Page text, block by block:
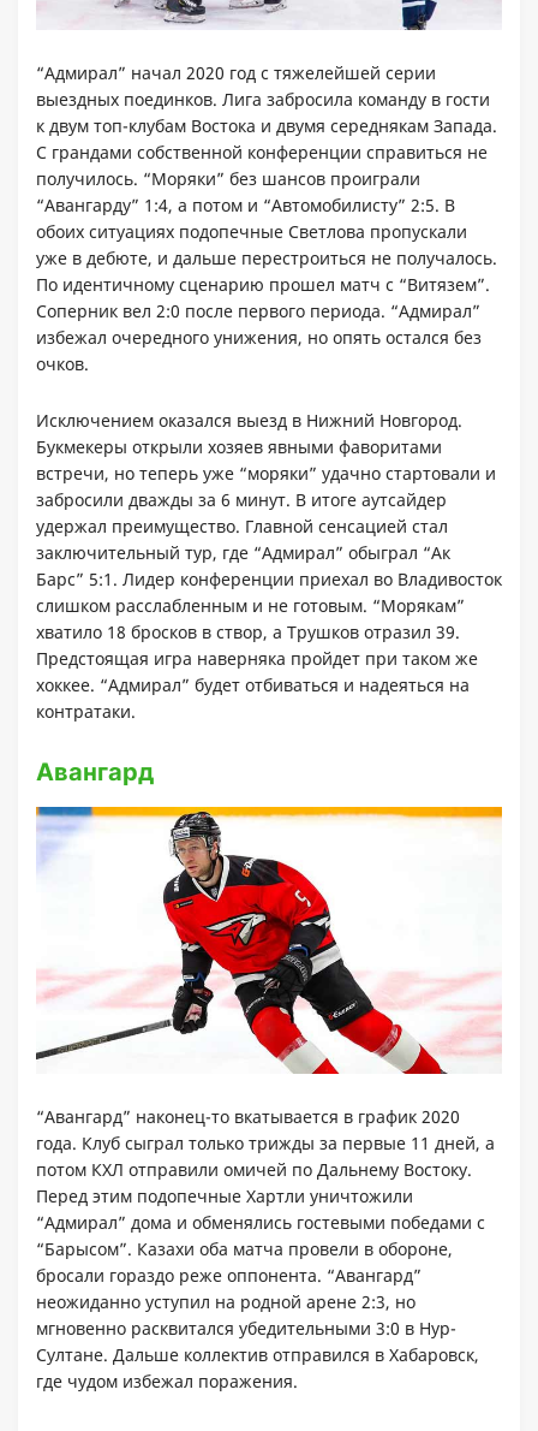
“Адмирал” начал 2020 год с тяжелейшей серии
выездных поединков. Лига забросила команду в гости
к двум топ-клубам Востока и двумя середнякам Запада.
С грандами собственной конференции справиться не
получилось. “Моряки” без шансов проиграли
“Авангарду” 1:4, а потом и “Автомобилисту” 2:5. В
обоих ситуациях подопечные Светлова пропускали
уже в дебюте, и дальше перестроиться не получалось.
По идентичному сценарию прошел матч с “Витязем”.
Соперник вел 2:0 после первого периода. “Адмирал”
избежал очередного унижения, но опять остался без
очков.
Исключением оказался выезд в Нижний Новгород.
Букмекеры открыли хозяев явными фаворитами
встречи, но теперь уже “моряки” удачно стартовали и
забросили дважды за 6 минут. В итоге аутсайдер
удержал преимущество. Главной сенсацией стал
заключительный тур, где “Адмирал” обыграл “Ак
Барс” 5:1. Лидер конференции приехал во Владивосток
слишком расслабленным и не готовым. “Морякам”
хватило 18 бросков в створ, а Трушков отразил 39.
Предстоящая игра наверняка пройдет при таком же
хоккее. “Адмирал” будет отбиваться и надеяться на
контратаки.
Авангард
“Авангард” наконец-то вкатывается в график 2020
года. Клуб сыграл только трижды за первые 11 дней, а
потом КХЛ отправили омичей по Дальнему Востоку.
Перед этим подопечные Хартли уничтожили
“Адмирал” дома и обменялись гостевыми победами с
“Барысом”. Казахи оба матча провели в обороне,
бросали гораздо реже оппонента. “Авангард”
неожиданно уступил на родной арене 2:3, но
мгновенно расквитался убедительными 3:0 в Нур-
Султане. Дальше коллектив отправился в Хабаровск,
где чудом избежал поражения.